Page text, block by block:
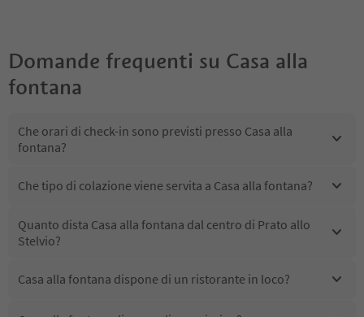
Domande frequenti su Casa alla
fontana
Che orari di check-in sono previsti presso Casa alla
fontana?
Che tipo di colazione viene servita a Casa alla fontana?
Quanto dista Casa alla fontana dal centro di Prato allo
Stelvio?
Casa alla fontana dispone di un ristorante in loco?